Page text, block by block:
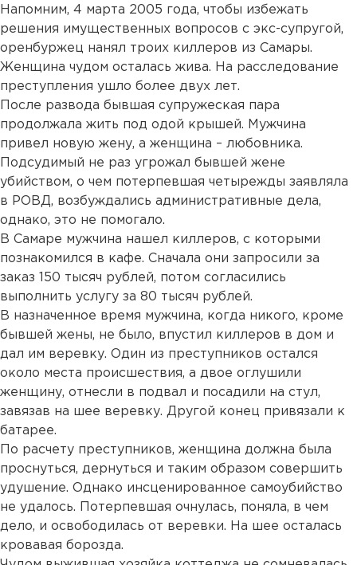
Напомним, 4 марта 2005 года, чтобы избежать
решения имущественных вопросов с экс-супругой,
оренбуржец нанял троих киллеров из Самары.
Женщина чудом осталась жива. На расследование
преступления ушло более двух лет.
После развода бывшая супружеская пара
продолжала жить под одой крышей. Мужчина
привел новую жену, а женщина – любовника.
Подсудимый не раз угрожал бывшей жене
убийством, о чем потерпевшая четырежды заявляла
в РОВД, возбуждались административные дела,
однако, это не помогало.
В Самаре мужчина нашел киллеров, с которыми
познакомился в кафе. Сначала они запросили за
заказ 150 тысяч рублей, потом согласились
выполнить услугу за 80 тысяч рублей.
В назначенное время мужчина, когда никого, кроме
бывшей жены, не было, впустил киллеров в дом и
дал им веревку. Один из преступников остался
около места происшествия, а двое оглушили
женщину, отнесли в подвал и посадили на стул,
завязав на шее веревку. Другой конец привязали к
батарее.
По расчету преступников, женщина должна была
проснуться, дернуться и таким образом совершить
удушение. Однако инсценированное самоубийство
не удалось. Потерпевшая очнулась, поняла, в чем
дело, и освободилась от веревки. На шее осталась
кровавая борозда.